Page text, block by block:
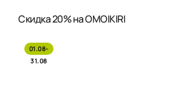
Скидка 20% на OMOIKIRI
01.08-
31.08